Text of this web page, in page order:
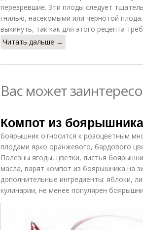
перезревшие. Эти плоды следует
гнилью, насекомыми или чернотой
выкинуть, так как для этого рецепта
Читать дальше →
Вас может
Компот из
Боярышник относится к розоцветным
плодами ярко оранжевого, бардового
Полезны ягоды, цветки, листья
масла, варят компот из боярышника на
дополнительные ингредиенты: яблоки,
кулинарии, не менее популярен